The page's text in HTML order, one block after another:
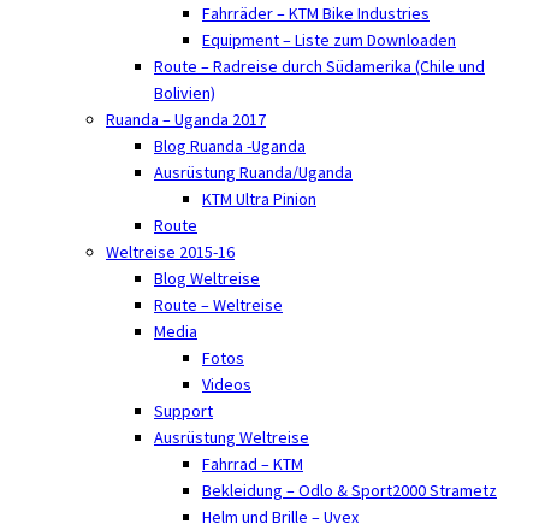
Fahrräder – KTM Bike Industries
Equipment – Liste zum Downloaden
Route – Radreise durch Südamerika (Chile und
Bolivien)
Ruanda – Uganda 2017
Blog Ruanda -Uganda
Ausrüstung Ruanda/Uganda
KTM Ultra Pinion
Route
Weltreise 2015-16
Blog Weltreise
Route – Weltreise
Media
Fotos
Videos
Support
Ausrüstung Weltreise
Fahrrad – KTM
Bekleidung – Odlo & Sport2000 Strametz
Helm und Brille – Uvex